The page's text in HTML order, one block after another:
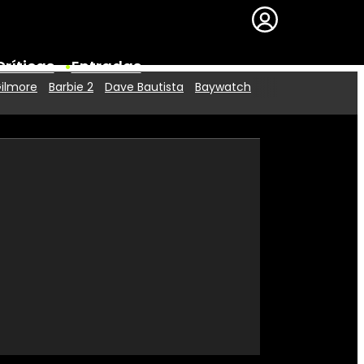
Entradas
Premios
Barbie 2 Dave Bautista Baywatch